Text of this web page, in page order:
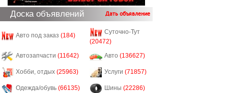
Доска объявлений Дать объявление
Авто под заказ (184)
Суточно-Тут
(20472)
Автозапчасти (11642) Авто (136627)
Хобби, отдых (25963) Услуги (71857)
Одежда/обувь (66135) Шины (22286)